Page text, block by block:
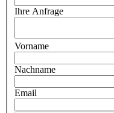
Ihre Anfrage
Vorname
Nachname
Email